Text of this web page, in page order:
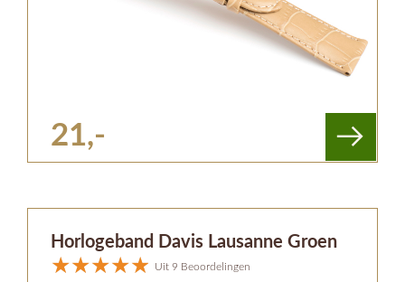
21,-
Horlogeband Davis Lausanne Groen
Uit 9 Beoordelingen